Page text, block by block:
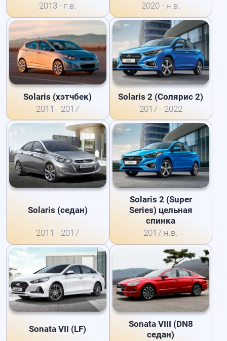
2013 - г.в.
2020 - н.в.
Solaris (хэтчбек)
2011 - 2017
Solaris 2 (Солярис 2)
2017 - 2022
Solaris (седан)
2011 - 2017
Solaris 2 (Super
Series) цельная
спинка
2017 н.в.
Sonata VII (LF)
Sonata VIII (DN8
седан)